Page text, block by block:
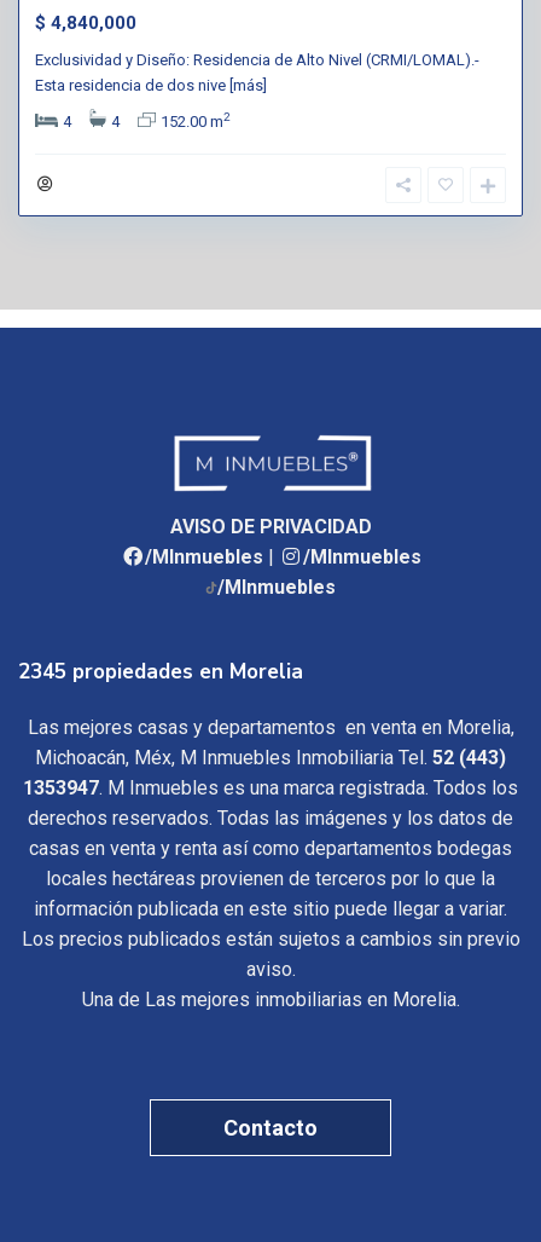
$ 4,840,000
Exclusividad y Diseño: Residencia de Alto Nivel (CRMI/LOMAL).-
Esta residencia de dos nive [más]
4
4 152.00 m2
AVISO DE PRIVACIDAD
/MInmuebles |
/MInmuebles
/MInmuebles
2345 propiedades en Morelia
Las mejores casas y departamentos en venta en Morelia,
Michoacán, Méx, M Inmuebles Inmobiliaria Tel. 52 (443)
1353947. M Inmuebles es una marca registrada. Todos los
derechos reservados. Todas las imágenes y los datos de
casas en venta y renta así como departamentos bodegas
locales hectáreas provienen de terceros por lo que la
información publicada en este sitio puede llegar a variar.
Los precios publicados están sujetos a cambios sin previo
aviso.
Una de Las mejores inmobiliarias en Morelia.